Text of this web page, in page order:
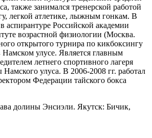
также занимался тренерской работой
легкой атлетике, лыжным гонкам. В
аспирантуре Российской академии
возрастной физиологии (Москва.
открытого турнира по кикбоксингу
улусе. Является главным
летнего спортивного лагеря
улуса. В 2006-2008 гг. работал
Федерации тайского бокса
долины Энсиэли. Якутск: Бичик,